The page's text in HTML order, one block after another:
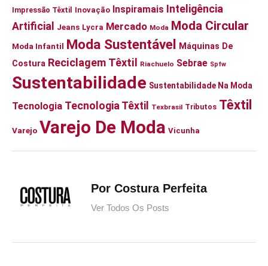
Impressão Têxtil Inovação Inspiramais Inteligência
Artificial
Jeans Lycra Mercado Moda Moda Circular
Moda Infantil Moda Sustentável Máquinas De
Costura Reciclagem Têxtil Riachuelo Sebrae Spfw
Sustentabilidade Sustentabilidade Na Moda
Tecnologia Tecnologia Têxtil Texbrasil Tributos Têxtil
Varejo Varejo De Moda Vicunha
Por Costura Perfeita
Ver Todos Os Posts